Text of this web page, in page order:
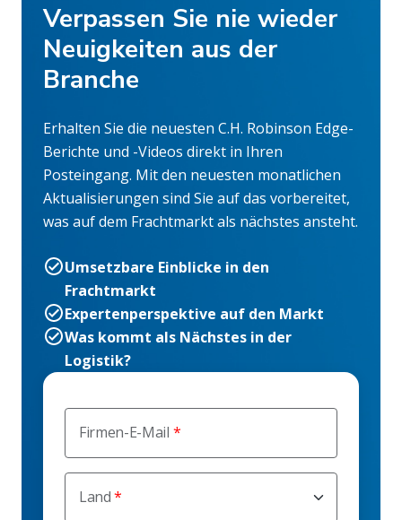
Firmen-E-Mail
Land
Verpassen Sie nie wieder
Neuigkeiten aus der
Branche
Erhalten Sie die neuesten C.H. Robinson Edge-
Berichte und -Videos direkt in Ihren
Posteingang. Mit den neuesten monatlichen
Aktualisierungen sind Sie auf das vorbereitet,
was auf dem Frachtmarkt als nächstes ansteht.
Umsetzbare Einblicke in den
Frachtmarkt
Expertenperspektive auf den Markt
Was kommt als Nächstes in der
Logistik?